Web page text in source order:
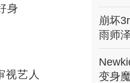
身
视艺人
崩坏
雨师
变身